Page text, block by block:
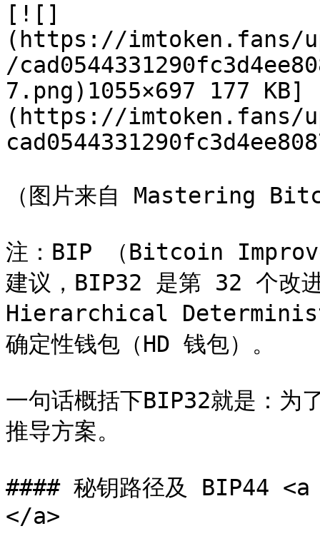
[![]
(https://imtoken.fans/
/
7.png)1055×697 177 KB]
(https://imtoken.fans/
（图片来自 Mastering
注：BIP （Bitcoin
建议，BIP32 是第 32 个改
Hierarchical
确定性钱包（HD 钱包）。
一句话概括下BIP32就是：为
推导方案。
#### 秘钥路径及 BIP44
</a>